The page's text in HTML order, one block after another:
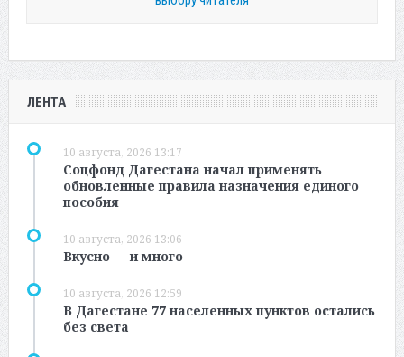
ЛЕНТА
10 августа, 2026 13:17
Соцфонд Дагестана начал применять
обновленные правила назначения единого
пособия
10 августа, 2026 13:06
Вкусно — и много
10 августа, 2026 12:59
В Дагестане 77 населенных пунктов остались
без света